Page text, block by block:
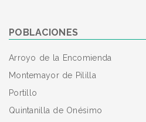
POBLACIONES
Arroyo de la Encomienda
Montemayor de Pililla
Portillo
Quintanilla de Onésimo